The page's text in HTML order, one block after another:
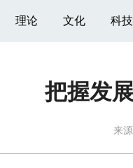
理论 文化 科技
把握发
来源